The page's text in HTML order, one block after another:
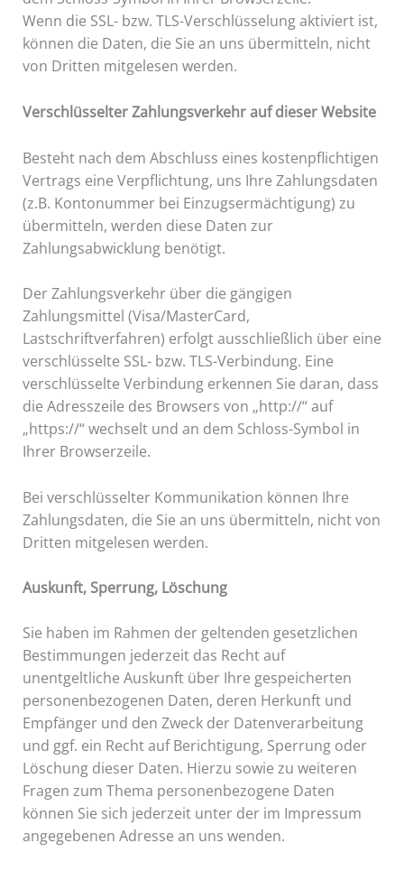
Wenn die SSL- bzw. TLS-Verschlüsselung aktiviert ist,
können die Daten, die Sie an uns übermitteln, nicht
von Dritten mitgelesen werden.
Verschlüsselter Zahlungsverkehr auf dieser Website
Besteht nach dem Abschluss eines kostenpflichtigen
Vertrags eine Verpflichtung, uns Ihre Zahlungsdaten
(z.B. Kontonummer bei Einzugsermächtigung) zu
übermitteln, werden diese Daten zur
Zahlungsabwicklung benötigt.
Der Zahlungsverkehr über die gängigen
Zahlungsmittel (Visa/MasterCard,
Lastschriftverfahren) erfolgt ausschließlich über eine
verschlüsselte SSL- bzw. TLS-Verbindung. Eine
verschlüsselte Verbindung erkennen Sie daran, dass
die Adresszeile des Browsers von „http://“ auf
„https://“ wechselt und an dem Schloss-Symbol in
Ihrer Browserzeile.
Bei verschlüsselter Kommunikation können Ihre
Zahlungsdaten, die Sie an uns übermitteln, nicht von
Dritten mitgelesen werden.
Auskunft, Sperrung, Löschung
Sie haben im Rahmen der geltenden gesetzlichen
Bestimmungen jederzeit das Recht auf
unentgeltliche Auskunft über Ihre gespeicherten
personenbezogenen Daten, deren Herkunft und
Empfänger und den Zweck der Datenverarbeitung
und ggf. ein Recht auf Berichtigung, Sperrung oder
Löschung dieser Daten. Hierzu sowie zu weiteren
Fragen zum Thema personenbezogene Daten
können Sie sich jederzeit unter der im Impressum
angegebenen Adresse an uns wenden.